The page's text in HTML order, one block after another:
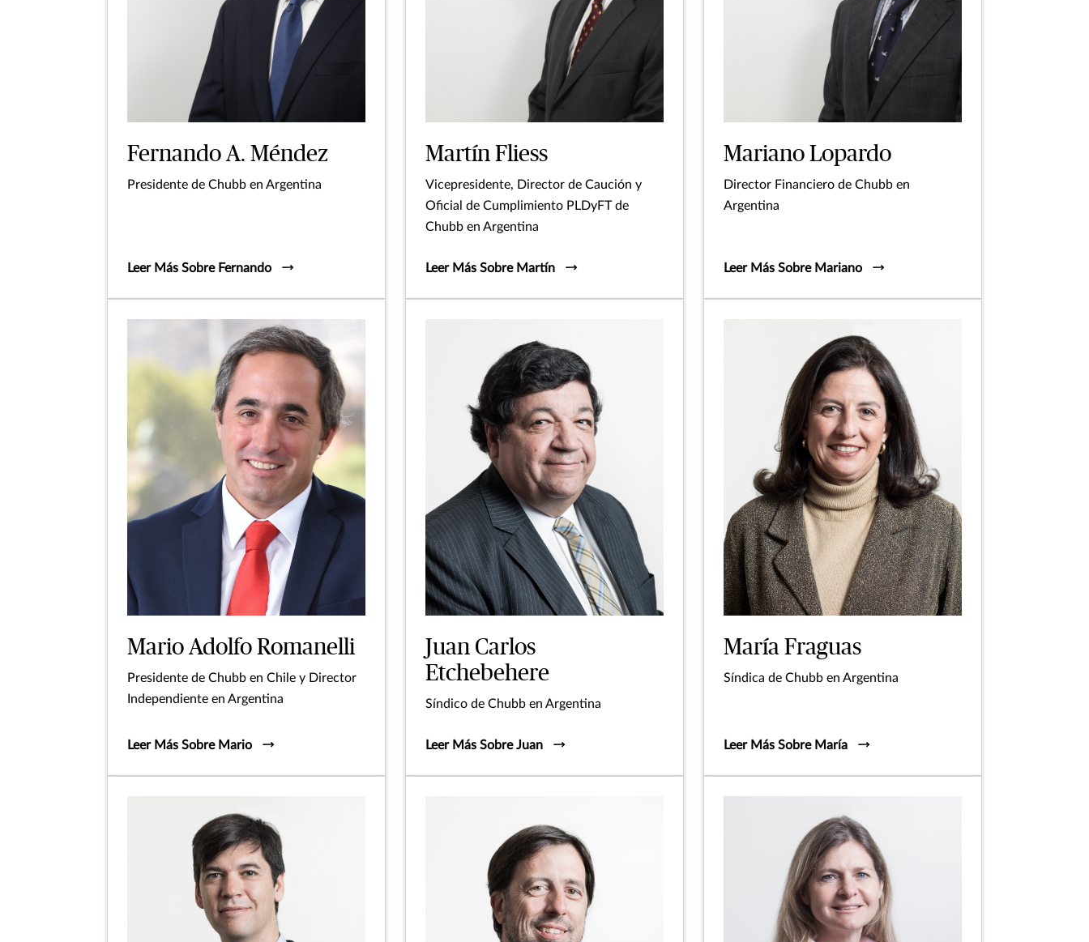
Fernando A. Méndez
Presidente de Chubb en Argentina
Leer Más Sobre Fernando
Martín Fliess
Vicepresidente, Director de Caución y
Oficial de Cumplimiento PLDyFT de
Chubb en Argentina
Leer Más Sobre Martín
Mariano Lopardo
Director Financiero de Chubb en
Argentina
Leer Más Sobre Mariano
Mario Adolfo Romanelli
Presidente de Chubb en Chile y Director
Independiente en Argentina
Leer Más Sobre Mario
Juan Carlos
Etchebehere
Síndico de Chubb en Argentina
Leer Más Sobre Juan
María Fraguas
Síndica de Chubb en Argentina
Leer Más Sobre María